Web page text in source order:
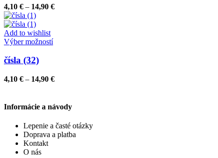
variantov.
Možnosti
vybrať
na
4,10 € – 14,90 €Price
Add to wishlist
Výber možnostíTento
variantov.
môžete
vybrať
stránke
produktu.
čísla (32)
4,10 € – 14,90 €Price
through
14,90 €
Informácie a návody
Lepenie a časté otázky
Doprava a platba
Kontakt
O nás